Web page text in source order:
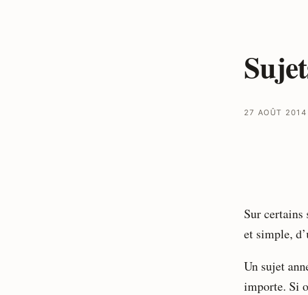
27 AOÛT 2014
Sur
et simple,
Un sujet
importe. Si